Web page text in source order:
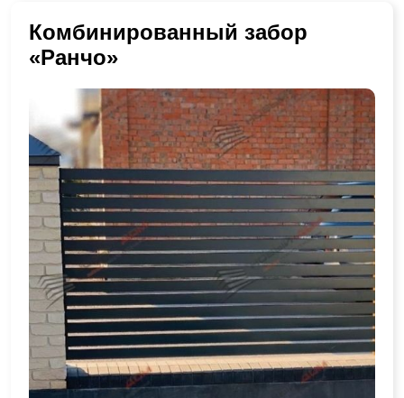
Комбинированный забор
«Ранчо»